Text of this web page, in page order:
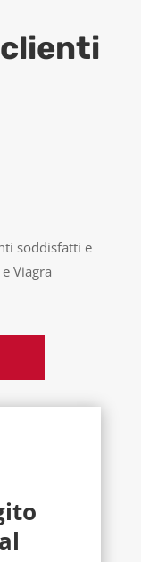
soddisfatti e
Viagra